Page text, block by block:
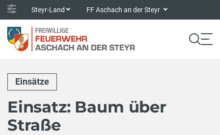
Steyr-Land FF Aschach an der Steyr
Einsätze
Einsatz: Baum über
Straße